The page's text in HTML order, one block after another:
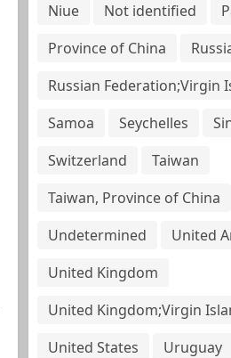
Niue
Not identified
Province of China
Russian Federation;Virgin
Samoa
Seychelles
Switzerland
Taiwan
Taiwan, Province of China
Undetermined
United
United Kingdom
United Kingdom;Virgin
United States
Uruguay